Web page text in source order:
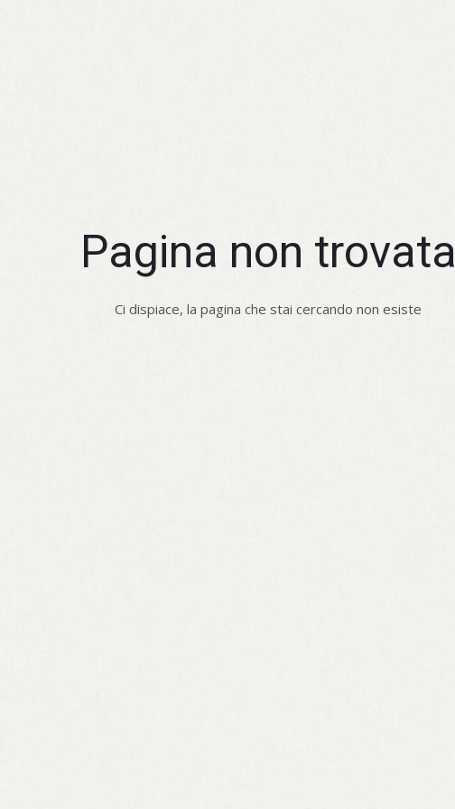
Pagina non trovata
Ci dispiace, la pagina che stai cercando non esiste